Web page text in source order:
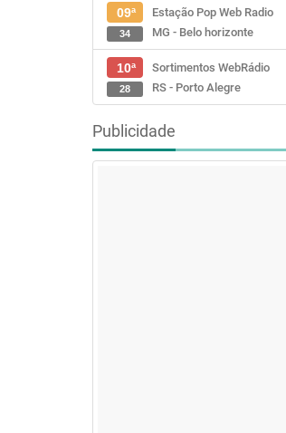
09ª
Estação Pop Web Radio
MG - Belo horizonte
34
10ª
Sortimentos WebRádio
RS - Porto Alegre
28
Publicidade